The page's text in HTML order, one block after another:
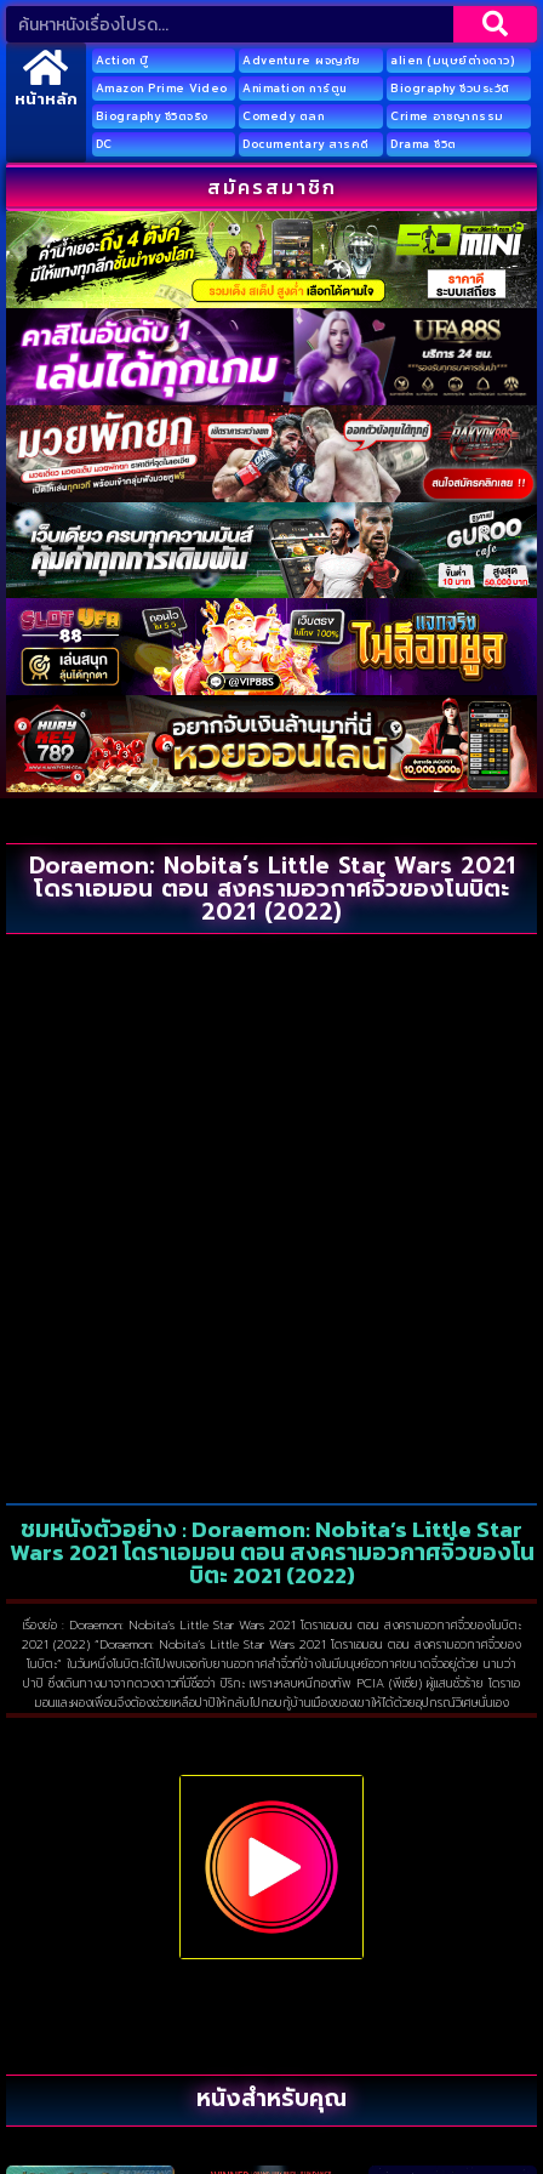
หน้าหลัก
Action บู๊ Adventure ผจญภัย
alien (มนุษย์ต่างดาว)
Amazon Prime Video
Animation การ์ตูน
Biography ชีวประวัติ
Biography ชีวิตจริง
Comedy ตลก
Crime อาชญากรรม
DC
Documentary สารคดี Drama ชีวิต
สมัครสมาชิก
Doraemon: Nobita’s Little Star Wars 2021
โดราเอมอน ตอน สงครามอวกาศจิ๋วของโนบิตะ
2021 (2022)
ชมหนังตัวอย่าง : Doraemon: Nobita’s Little Star
Wars 2021 โดราเอมอน ตอน สงครามอวกาศจิ๋วของโน
บิตะ 2021 (2022)
เรื่องย่อ : Doraemon: Nobita’s Little Star Wars 2021 โดราเอมอน ตอน สงครามอวกาศจิ๋วของโนบิตะ
2021 (2022) “Doraemon: Nobita’s Little Star Wars 2021 โดราเอมอน ตอน สงครามอวกาศจิ๋วของ
โนบิตะ” ในวันหนึ่งโนบิตะได้ไปพบเจอกับยานอวกาศลำจิ๋วที่ข้างในมีมนุษย์อวกาศขนาดจิ๋วอยู่ด้วย นามว่า
ปาปิ ซึ่งเดินทางมาจากดวงดาวที่มีชื่อว่า ปิริกะ เพราะหลบหนีกองทัพ PCIA (พีเซีย) ผู้แสนชั่วร้าย โดราเอ
มอนและผองเพื่อนจึงต้องช่วยเหลือปาปิให้กลับไปกอบกู้บ้านเมืองของเขาให้ได้ด้วยอุปกรณ์วิเศษนั่นเอง
หนังสำหรับคุณ